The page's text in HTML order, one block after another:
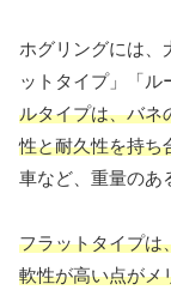
ホグリングには、
ットタイプ」「ル
ルタイプは、バネ
性と耐久性を持ち
車など、重量のあ
フラットタイプは
軟性が高い点がメ